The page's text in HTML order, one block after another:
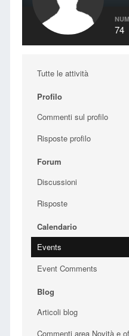
74
Tutte le attività
Profilo
Commenti sul profilo
Risposte profilo
Forum
Discussioni
Risposte
Calendario
Events
Event Comments
Blog
Articoli blog
Commenti area Novità e